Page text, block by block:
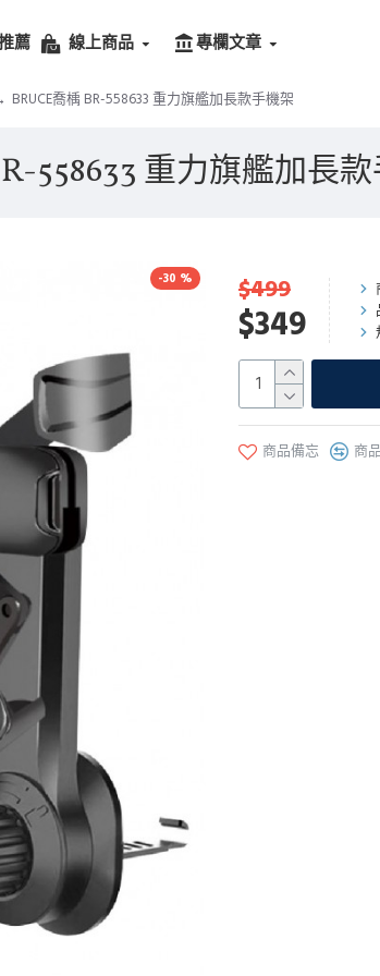
薦 線上商品 專欄文章
BRUCE喬楀 BR-558633 重力旗艦加長款手機架
558633 重力旗艦加長
-30 %
$349
$499
商品備忘 商